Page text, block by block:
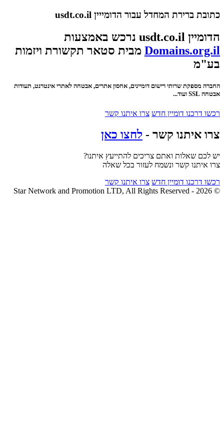
כתובת ברירת המחדל עבור הדומייין usdt.co.il
הדומיין usdt.co.il נרכש באמצעות
Domains.org.il מבית סטאר תקשורת ויזמות
בע"מ
החברה מספקת שרותי רישום דומיינים, אחסון אתרים, אבטחה לאתרי אינטרנט, תעודות
אבטחה SSL ועוד...
רכשו דרכנו דומיין חדש צרו איתנו קשר
צרו איתנו קשר - לחצו כאן
יש לכם שאלות ואתם צריכים להתייעץ איתנו?
צרו איתנו קשר ונשמח לעזור בכל שאלה
רכשו דרכנו דומיין חדש צרו איתנו קשר
© 2026 - Star Network and Promotion LTD, All Rights Reserved